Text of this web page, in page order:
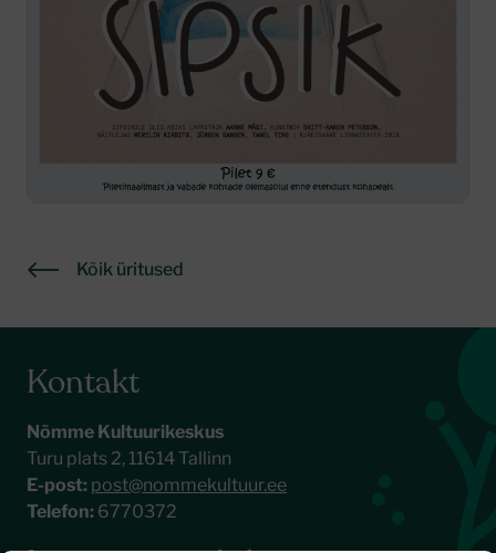
Kõik üritused
Kontakt
Nõmme Kultuurikeskus
Turu plats 2, 11614 Tallinn
E-post: post@nommekultuur.ee
Telefon: 6770372